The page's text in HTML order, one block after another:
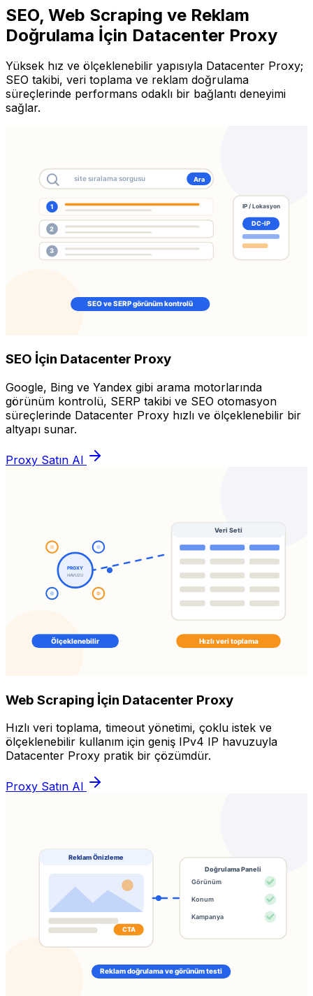
SEO, Web Scraping ve Reklam
Doğrulama İçin Datacenter Proxy
Yüksek hız ve ölçeklenebilir yapısıyla Datacenter Proxy;
SEO takibi, veri toplama ve reklam doğrulama
süreçlerinde performans odaklı bir bağlantı deneyimi
sağlar.
SEO İçin Datacenter Proxy
Google, Bing ve Yandex gibi arama motorlarında
görünüm kontrolü, SERP takibi ve SEO otomasyon
süreçlerinde Datacenter Proxy hızlı ve ölçeklenebilir bir
altyapı sunar.
Proxy Satın Al
Web Scraping İçin Datacenter Proxy
Hızlı veri toplama, timeout yönetimi, çoklu istek ve
ölçeklenebilir kullanım için geniş IPv4 IP havuzuyla
Datacenter Proxy pratik bir çözümdür.
Proxy Satın Al